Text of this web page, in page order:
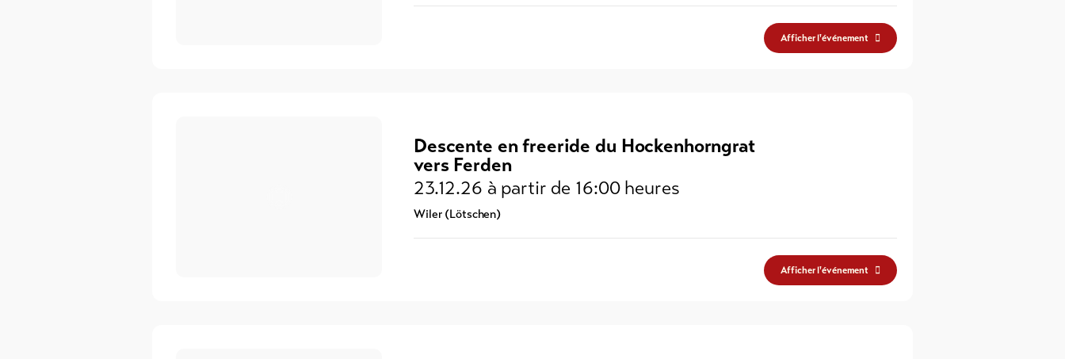
Afficher l'événement
Descente en freeride du Hockenhorngrat
vers Ferden
23.12.26 à partir de 16:00 heures
Wiler (Lötschen)
Afficher l'événement